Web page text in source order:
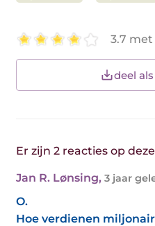
3.7
deel
Er zijn 2 reacties op
Jan R. Lønsing, 3 jaar
O.
Hoe verdienen